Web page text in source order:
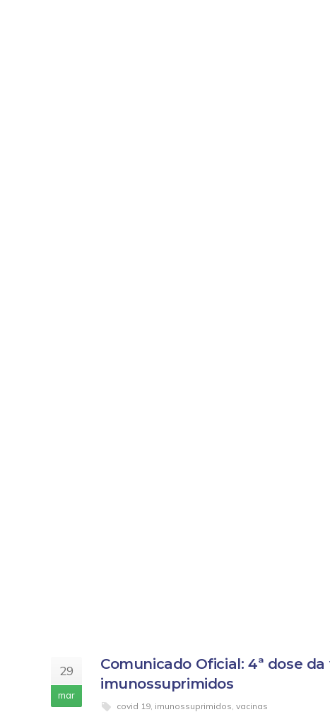
29
mar
Comunicado Oficial: 4ª dose
imunossuprimidos
covid 19, imunossuprimidos, vacinas